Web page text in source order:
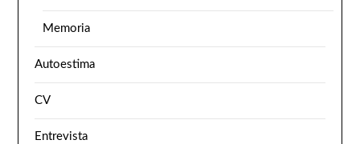
Memoria
Autoestima
CV
Entrevista